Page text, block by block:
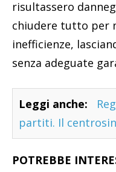
risultassero
chiudere tutto per
inefficienze,
senza adeguate
Leggi anche:
partiti. Il
POTREBBE